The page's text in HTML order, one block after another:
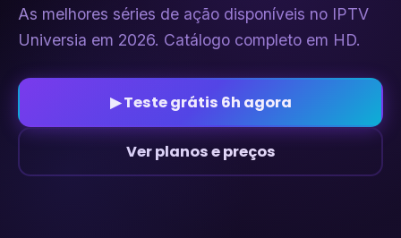
As melhores séries de ação disponíveis no IPTV
Universia em 2026. Catálogo completo em HD.
▶ Teste grátis 6h agora
Ver planos e preços